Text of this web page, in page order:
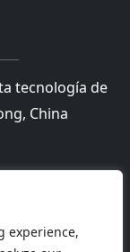
experience,
tecnología de
China